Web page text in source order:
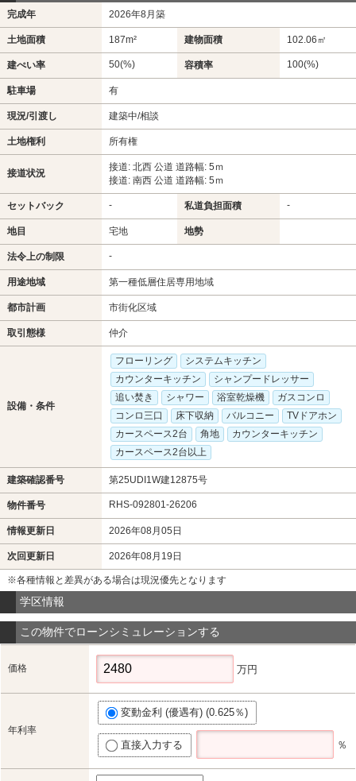
完成年 2026年8月築
土地面積 187m² 建物面積 102.06㎡
建ぺい率 50(%) 容積率 100(%)
駐車場 有
現況/引渡し 建築中/相談
土地権利 所有権
接道状況
接道: 北西 公道 道路幅: 5ｍ
接道: 南西 公道 道路幅: 5ｍ
セットバック - 私道負担面積 -
地目 宅地 地勢
法令上の制限 -
用途地域 第一種低層住居専用地域
都市計画 市街化区域
取引態様 仲介
設備・条件
フローリング
システムキッチン
カウンターキッチン
シャンプードレッサー
追い焚き
シャワー 浴室乾燥機
ガスコンロ
コンロ三口
床下収納 バルコニー
TVドアホン
カースペース2台
角地
カウンターキッチン
カースペース2台以上
建築確認番号 第25UDI1W建12875号
物件番号 RHS-092801-26206
情報更新日 2026年08月05日
次回更新日 2026年08月19日
※各種情報と差異がある場合は現況優先となります
学区情報
この物件でローンシミュレーションする
価格 万円
年利率
変動金利 (優遇有) (0.625％)
直接入力する ％